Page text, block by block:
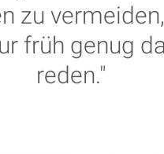
zu
früh genug
reden."